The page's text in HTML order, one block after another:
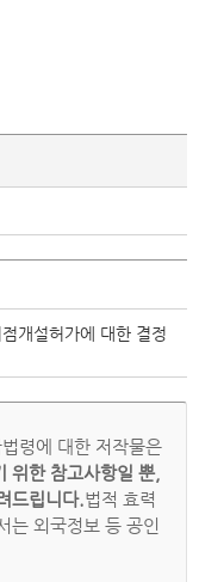
개설허가에 대한 결정
령에 대한 저작물은
위한 참고사항일 뿐,
드립니다.법적 효력
는 외국정보 등 공인